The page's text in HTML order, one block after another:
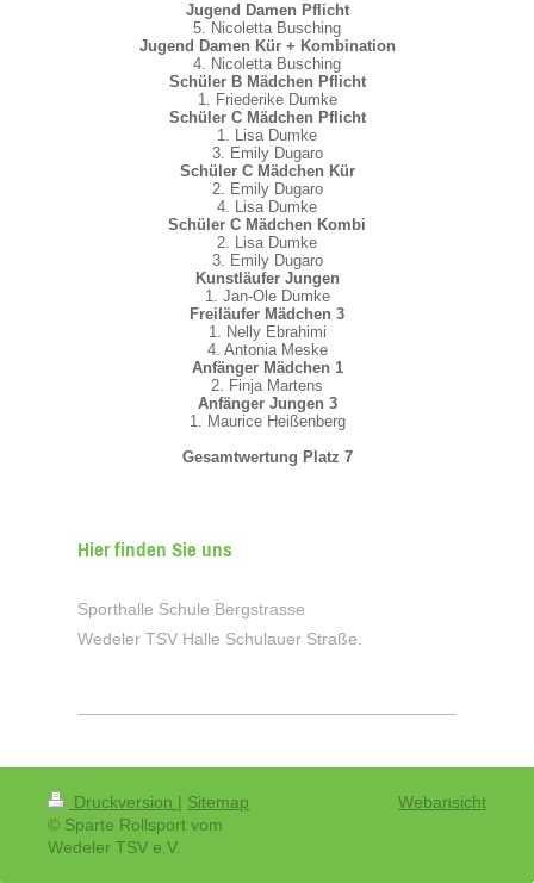
Jugend Damen Pflicht
5. Nicoletta Busching
Jugend Damen Kür + Kombination
4. Nicoletta Busching
Schüler B Mädchen Pflicht
1. Friederike Dumke
Schüler C Mädchen Pflicht
1. Lisa Dumke
3. Emily Dugaro
Schüler C Mädchen Kür
2. Emily Dugaro
4. Lisa Dumke
Schüler C Mädchen Kombi
2. Lisa Dumke
3. Emily Dugaro
Kunstläufer Jungen
1. Jan-Ole Dumke
Freiläufer Mädchen 3
1. Nelly Ebrahimi
4. Antonia Meske
Anfänger Mädchen 1
2. Finja Martens
Anfänger Jungen 3
1. Maurice Heißenberg
Gesamtwertung Platz 7
Hier finden Sie uns
Sporthalle Schule Bergstrasse
Wedeler TSV Halle Schulauer Straße.
Druckversion | Sitemap
© Sparte Rollsport vom
Wedeler TSV e.V.
Webansicht